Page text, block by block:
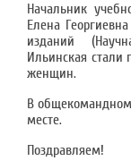
Начальник
Елена
изданий
Ильинская стали
женщин.
В
месте.
Поздравляем!